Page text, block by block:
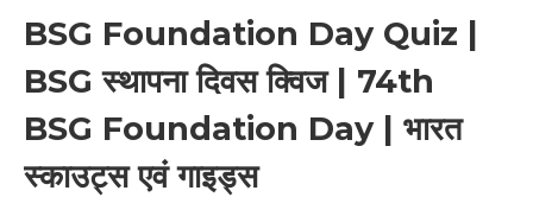
BSG Foundation Day Quiz |
BSG स्थापना दिवस क्विज | 74th
BSG Foundation Day | भारत
स्काउट्स एवं गाइड्स